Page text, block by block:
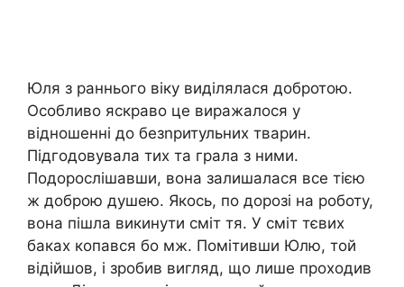
Юля з раннього віку виділялася добротою.
Особливо яскраво це виражалося у
відношенні до безnритульних тварин.
Підгодовувала тих та грала з ними.
Подорослішавши, вона залишалася все тією
ж доброю душею. Якось, по дорозі на роботу,
вона пішла викинути сміт тя. У сміт тєвих
баках копався бо мж. Помітивши Юлю, той
відійшов, і зробив вигляд, що лише проходив